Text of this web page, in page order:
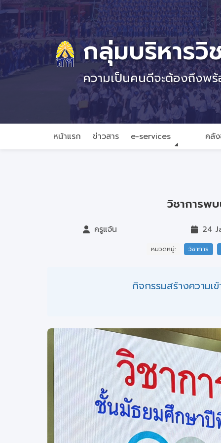
กลุ่มบริหารวิ
ความเป็นคนดีจะต้องถึงพ
หน้าแรก ข่าวสาร e-services คลั
วิชาการพ
ครูแจ้น 24
หมวดหมู่: วิชาการ
กิจกรรมสร้างความเ